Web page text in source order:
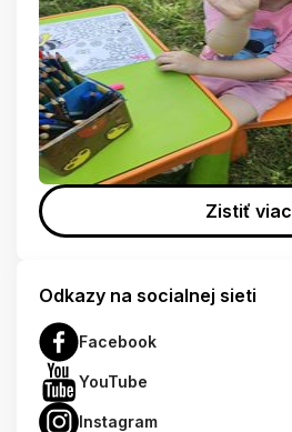
Zistiť viac
Odkazy na socialnej sieti
Facebook
YouTube
Instagram